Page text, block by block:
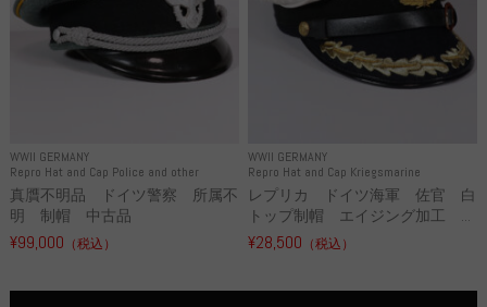
WWII GERMANY
Repro Hat and Cap Police and other
真贋不明品 ドイツ警察 所属不
明 制帽 中古品
¥99,000 （税込）
WWII GERMANY
Repro Hat and Cap Kriegsmarine
レプリカ ドイツ海軍 佐官 白
トップ制帽 エイジング加工 ...
¥28,500 （税込）